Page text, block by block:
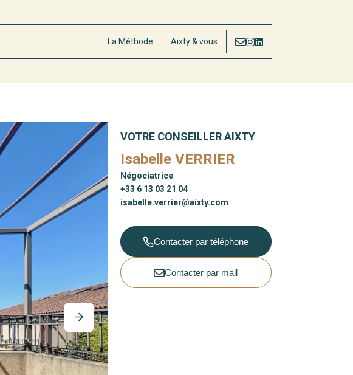
La Méthode Aixty & vous
VOTRE CONSEILLER AIXTY
Isabelle VERRIER
Négociatrice
+33 6 13 03 21 04
isabelle.verrier@aixty.com
Contacter par téléphone
Contacter par mail